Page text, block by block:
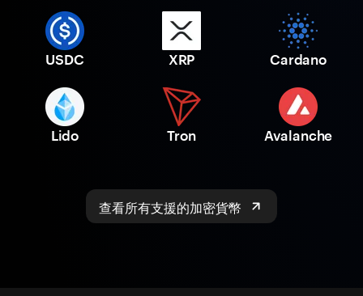
USDC XRP Cardano
Lido Tron Avalanche
查看所有支援的加密貨幣